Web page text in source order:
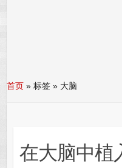
首页 »标签 » 大脑
在大脑中植